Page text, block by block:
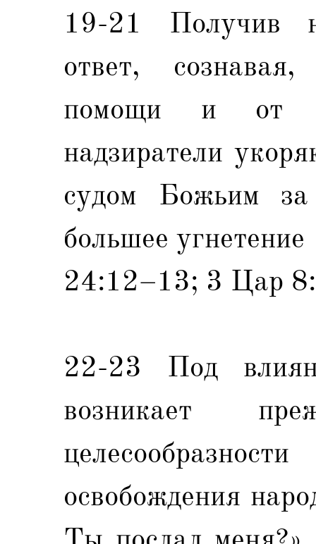
19-21 Получив
ответ,
помощи и от
надзиратели
судом Божьим
большее
24:12–13; 3 Цар
22-23 Под
возникает
освобождения